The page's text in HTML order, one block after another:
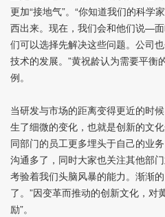
更加“接地气”。“你知道我们的科学
西出来。现在，我们会和他们说—
们可以选择先解决这些问题。公司
技术的发展。”黄祝龄认为需要平衡
例。
当研发与市场的距离变得更近的时
生了细微的变化，也就是创新的文
同部门的员工更多埋头于自己的业
沟通多了，同时大家也关注其他部
考验着我们头脑风暴的能力。渐渐
了。”因变革而推动的创新文化，对
励”。